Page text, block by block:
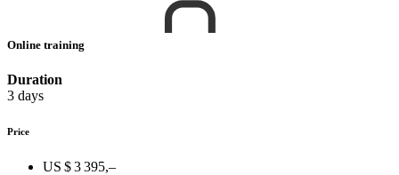
Online training
Duration
3 days
Price
US $ 3 395,–